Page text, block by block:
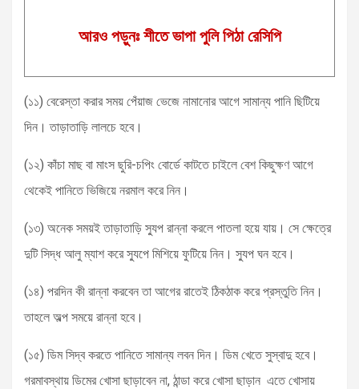
আরও পড়ুনঃ শীতে ভাপা পুলি পিঠা রেসিপি
(১১) বেরেস্তা করার সময় পেঁয়াজ ভেজে নামানোর আগে সামান্য পানি ছিটিয়ে
দিন। তাড়াতাড়ি লালচে হবে।
(১২) কাঁচা মাছ বা মাংস ছুরি-চপিং বোর্ডে কাটতে চাইলে বেশ কিছুক্ষণ আগে
থেকেই পানিতে ভিজিয়ে নরমাল করে নিন।
(১৩) অনেক সময়ই তাড়াতাড়ি স্যুপ রান্না করলে পাতলা হয়ে যায়। সে ক্ষেত্রে
দুটি সিদ্ধ আলু ম্যাশ করে স্যুপে মিশিয়ে ফুটিয়ে নিন। স্যুপ ঘন হবে।
(১৪) পরদিন কী রান্না করবেন তা আগের রাতেই ঠিকঠাক করে প্রস্তুতি নিন।
তাহলে অল্প সময়ে রান্না হবে।
(১৫) ডিম সিদ্ব করতে পানিতে সামান্য লবন দিন। ডিম খেতে সুস্বাদু হবে।
গরমাবস্থায় ডিমের খোসা ছাড়াবেন না, ঠান্ডা করে খোসা ছাড়ান এতে খোসায়